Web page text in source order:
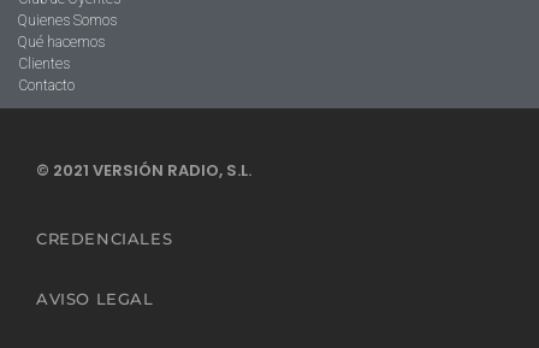
Quienes Somos
Qué hacemos
Clientes
Contacto
© 2021 VERSIÓN RADIO, S.L.
CREDENCIALES
AVISO LEGAL